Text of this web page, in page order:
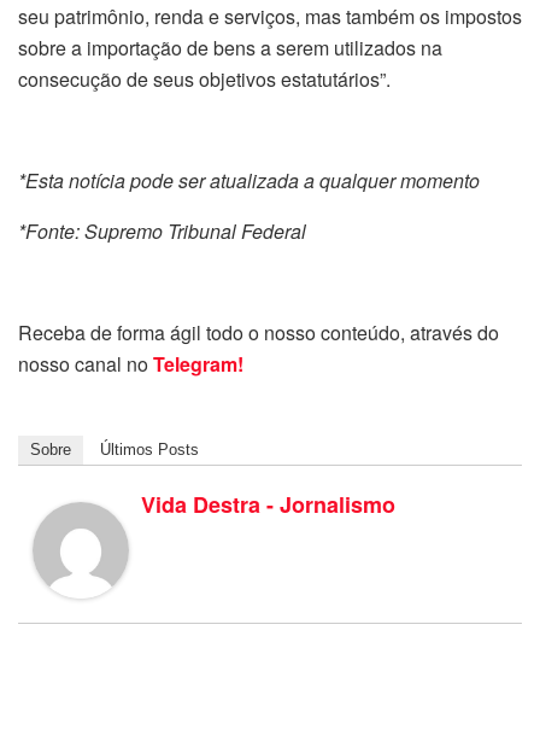
seu patrimônio, renda e serviços, mas também os impostos
sobre a importação de bens a serem utilizados na
consecução de seus objetivos estatutários”.
*Esta notícia pode ser atualizada a qualquer momento
*Fonte: Supremo Tribunal Federal
Receba de forma ágil todo o nosso conteúdo, através do
nosso canal noTelegram!
Sobre Últimos Posts
Vida Destra - Jornalismo